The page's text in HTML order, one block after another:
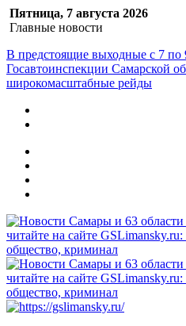
Пятница, 7 августа 2026
Главные новости
Жительница Самарского
при покупке авиабилетов
Меню